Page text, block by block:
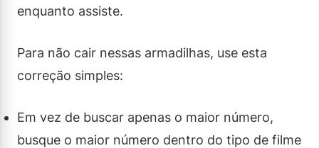
enquanto assiste.
Para não cair nessas armadilhas, use esta
correção simples:
Em vez de buscar apenas o maior número,
busque o maior número dentro do tipo de filme